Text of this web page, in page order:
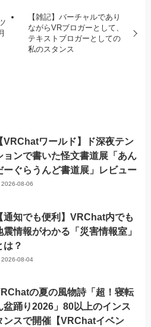
【雑記】バーチャルであり
ながらVRブロガーとして、
テキストブロガーとしての
私のスタンス
VRChatワールド】ド深夜テン
ョンで書いた怪文書道展「あん
ーぐらうんど書道展」レビュー
2026-08-06
通知でも便利】VRChat内でも
震情報がわかる「災害情報室」
は？
2026-08-04
の夏の風物詩「超！寝転
盆踊り2026」80以上のインス
ンスで開催【VRChatイベン